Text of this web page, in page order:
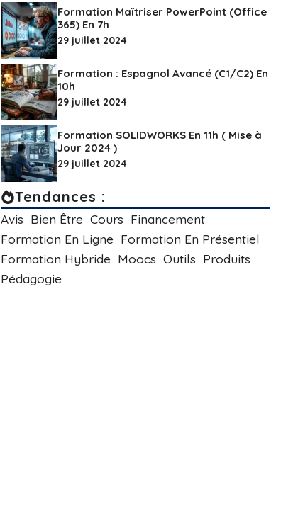
Formation Maîtriser PowerPoint (Office
365) En 7h
29 juillet 2024
Formation : Espagnol Avancé (C1/C2) En
10h
29 juillet 2024
Formation SOLIDWORKS En 11h ( Mise à
Jour 2024 )
29 juillet 2024
Tendances :
Avis Bien Être Cours Financement
Formation En Ligne Formation En Présentiel
Formation Hybride Moocs Outils Produits
Pédagogie